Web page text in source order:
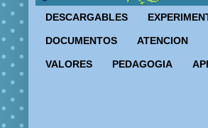
DESCARGABLES
DOCUMENTOS ATENCION
VALORES PEDAGOGIA